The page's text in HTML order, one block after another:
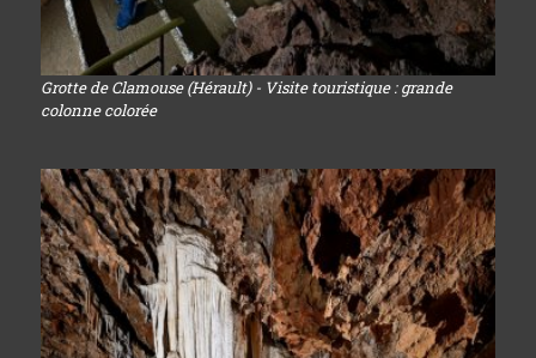
Grotte de Clamouse (Hérault) - Visite touristique : grande
colonne colorée